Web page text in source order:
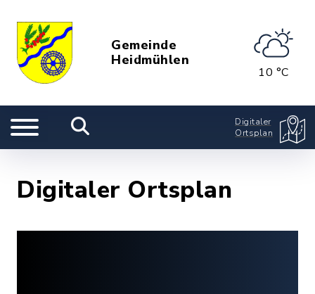
Gemeinde
Heidmühlen
10 °C
Digitaler
Ortsplan
Digitaler Ortsplan